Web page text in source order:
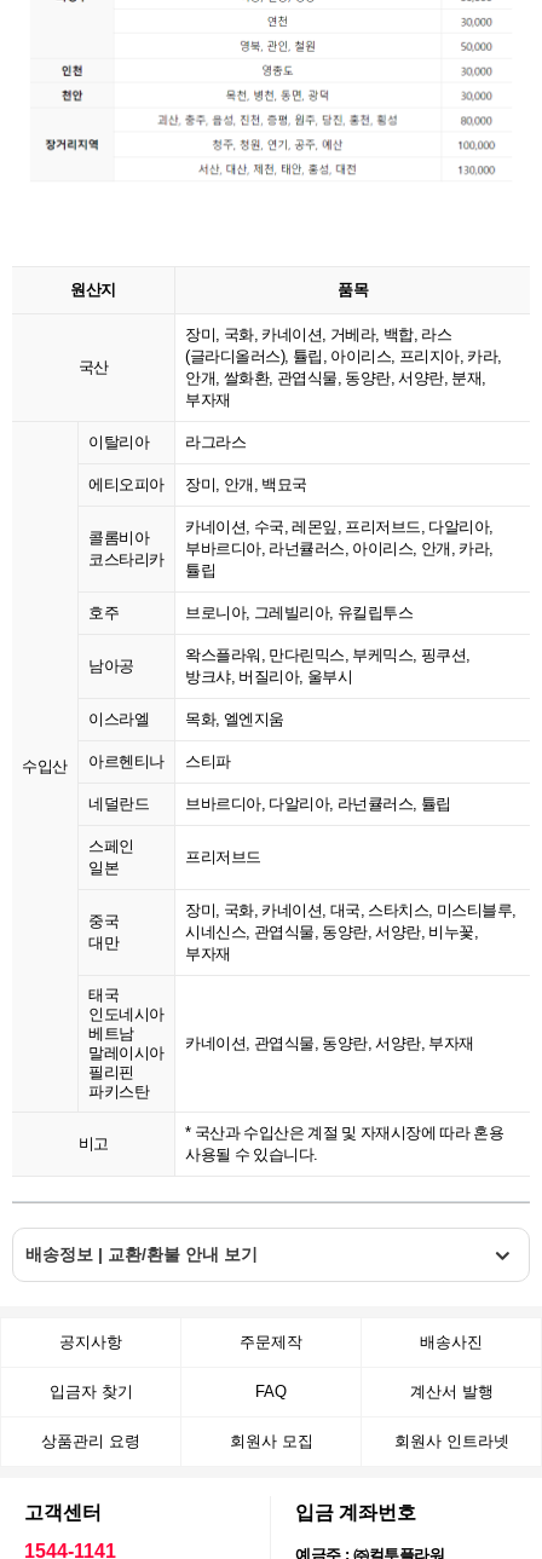
원산지 품목
국산
장미, 국화, 카네이션, 거베라, 백합, 라스
(글라디올러스), 튤립, 아이리스, 프리지아, 카라,
안개, 쌀화환, 관엽식물, 동양란, 서양란, 분재,
부자재
수입산
이탈리아 라그라스
에티오피아 장미, 안개, 백묘국
콜롬비아
코스타리카
카네이션, 수국, 레몬잎, 프리저브드, 다알리아,
부바르디아, 라넌큘러스, 아이리스, 안개, 카라,
튤립
호주 브로니아, 그레빌리아, 유킬립투스
남아공
왁스플라워, 만다린믹스, 부케믹스, 핑쿠션,
방크샤, 버질리아, 울부시
이스라엘 목화, 엘엔지움
아르헨티나 스티파
네덜란드 브바르디아, 다알리아, 라넌큘러스, 튤립
스페인
일본
프리저브드
중국
대만
장미, 국화, 카네이션, 대국, 스타치스, 미스티블루,
시네신스, 관엽식물, 동양란, 서양란, 비누꽃,
부자재
태국
인도네시아
베트남
말레이시아
필리핀
파키스탄
카네이션, 관엽식물, 동양란, 서양란, 부자재
비고
* 국산과 수입산은 계절 및 자재시장에 따라 혼용
사용될 수 있습니다.
배송정보 | 교환/환불 안내 보기
공지사항 주문제작 배송사진
입금자 찾기 FAQ 계산서 발행
상품관리 요령 회원사 모집 회원사 인트라넷
고객센터
1544-1141
입금 계좌번호
예금주 : ㈜컬투플라워